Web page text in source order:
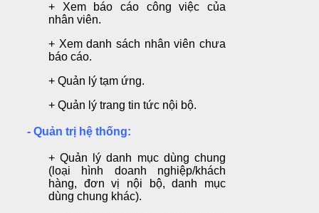
+ Xem báo cáo công việc của
nhân viên.
+ Xem danh sách nhân viên chưa
báo cáo.
+ Quản lý tạm ứng.
+ Quản lý trang tin tức nội bộ.
- Quản trị hệ thống:
+ Quản lý danh mục dùng chung
(loại hình doanh nghiệp/khách
hàng, đơn vị nội bộ, danh mục
dùng chung khác).